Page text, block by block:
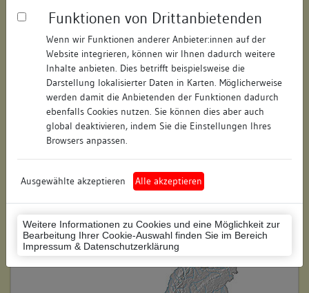
Funktionen von Drittanbietenden
Wenn wir Funktionen anderer Anbieter:innen auf der
Website integrieren, können wir Ihnen dadurch weitere
Inhalte anbieten. Dies betrifft beispielsweise die
Darstellung lokalisierter Daten in Karten. Möglicherweise
werden damit die Anbietenden der Funktionen dadurch
ebenfalls Cookies nutzen. Sie können dies aber auch
global deaktivieren, indem Sie die Einstellungen Ihres
Browsers anpassen.
Ausgewählte akzeptieren Alle akzeptieren
Weitere Informationen zu Cookies und eine Möglichkeit zur
Bearbeitung Ihrer Cookie-Auswahl finden Sie im Bereich
Impressum & Datenschutzerklärung
Postleitzahl: 74354
Stadt-Teilort: Besigheim
Regierungsbezirk: Stuttgart
Ludwigsburg (Landkreis)
Wohnplatzschlüssel: 8118007001
Flurstücknummer: keine
Historischer Straßenname: keiner
Lage des Wohnplatzes: